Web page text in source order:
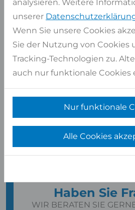
Haben Sie
WIR BERATEN SIE
analysieren. Weitere
unserer
Wenn Sie unsere Cookies
Sie der Nutzung von Cookies
Tracking-Technologien zu.
auch nur funktionale Cookies
Nur funktionale
Alle Cookies